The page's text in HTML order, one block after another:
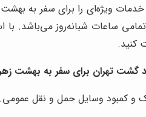
ویژه‌ای را برای سفر به
ساعات شبانه‌روز می‌باشد. با
کنید.
گشت تهران برای سفر به بهشت
و کمبود وسایل حمل و نقل عمومی.